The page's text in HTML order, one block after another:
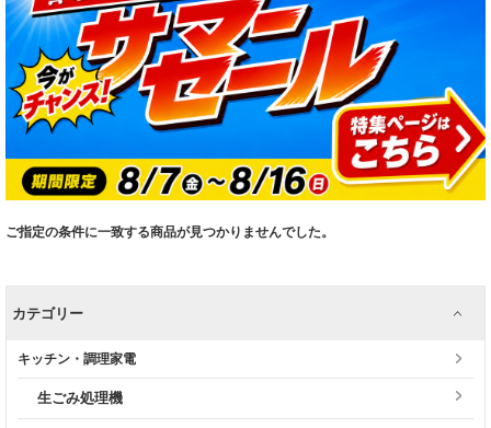
ご指定の条件に一致する商品が見つかりませんでした。
カテゴリー
キッチン・調理家電
生ごみ処理機